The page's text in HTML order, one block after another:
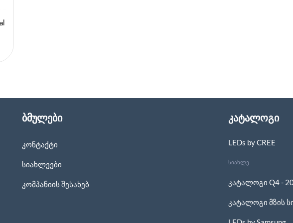
ბმულები
კონტაქტი
სიახლეები
კომპანიის შესახებ
კატალოგი
LEDs by CREE
სიახლე
კატალოგი Q4 -
კატალოგი მზის